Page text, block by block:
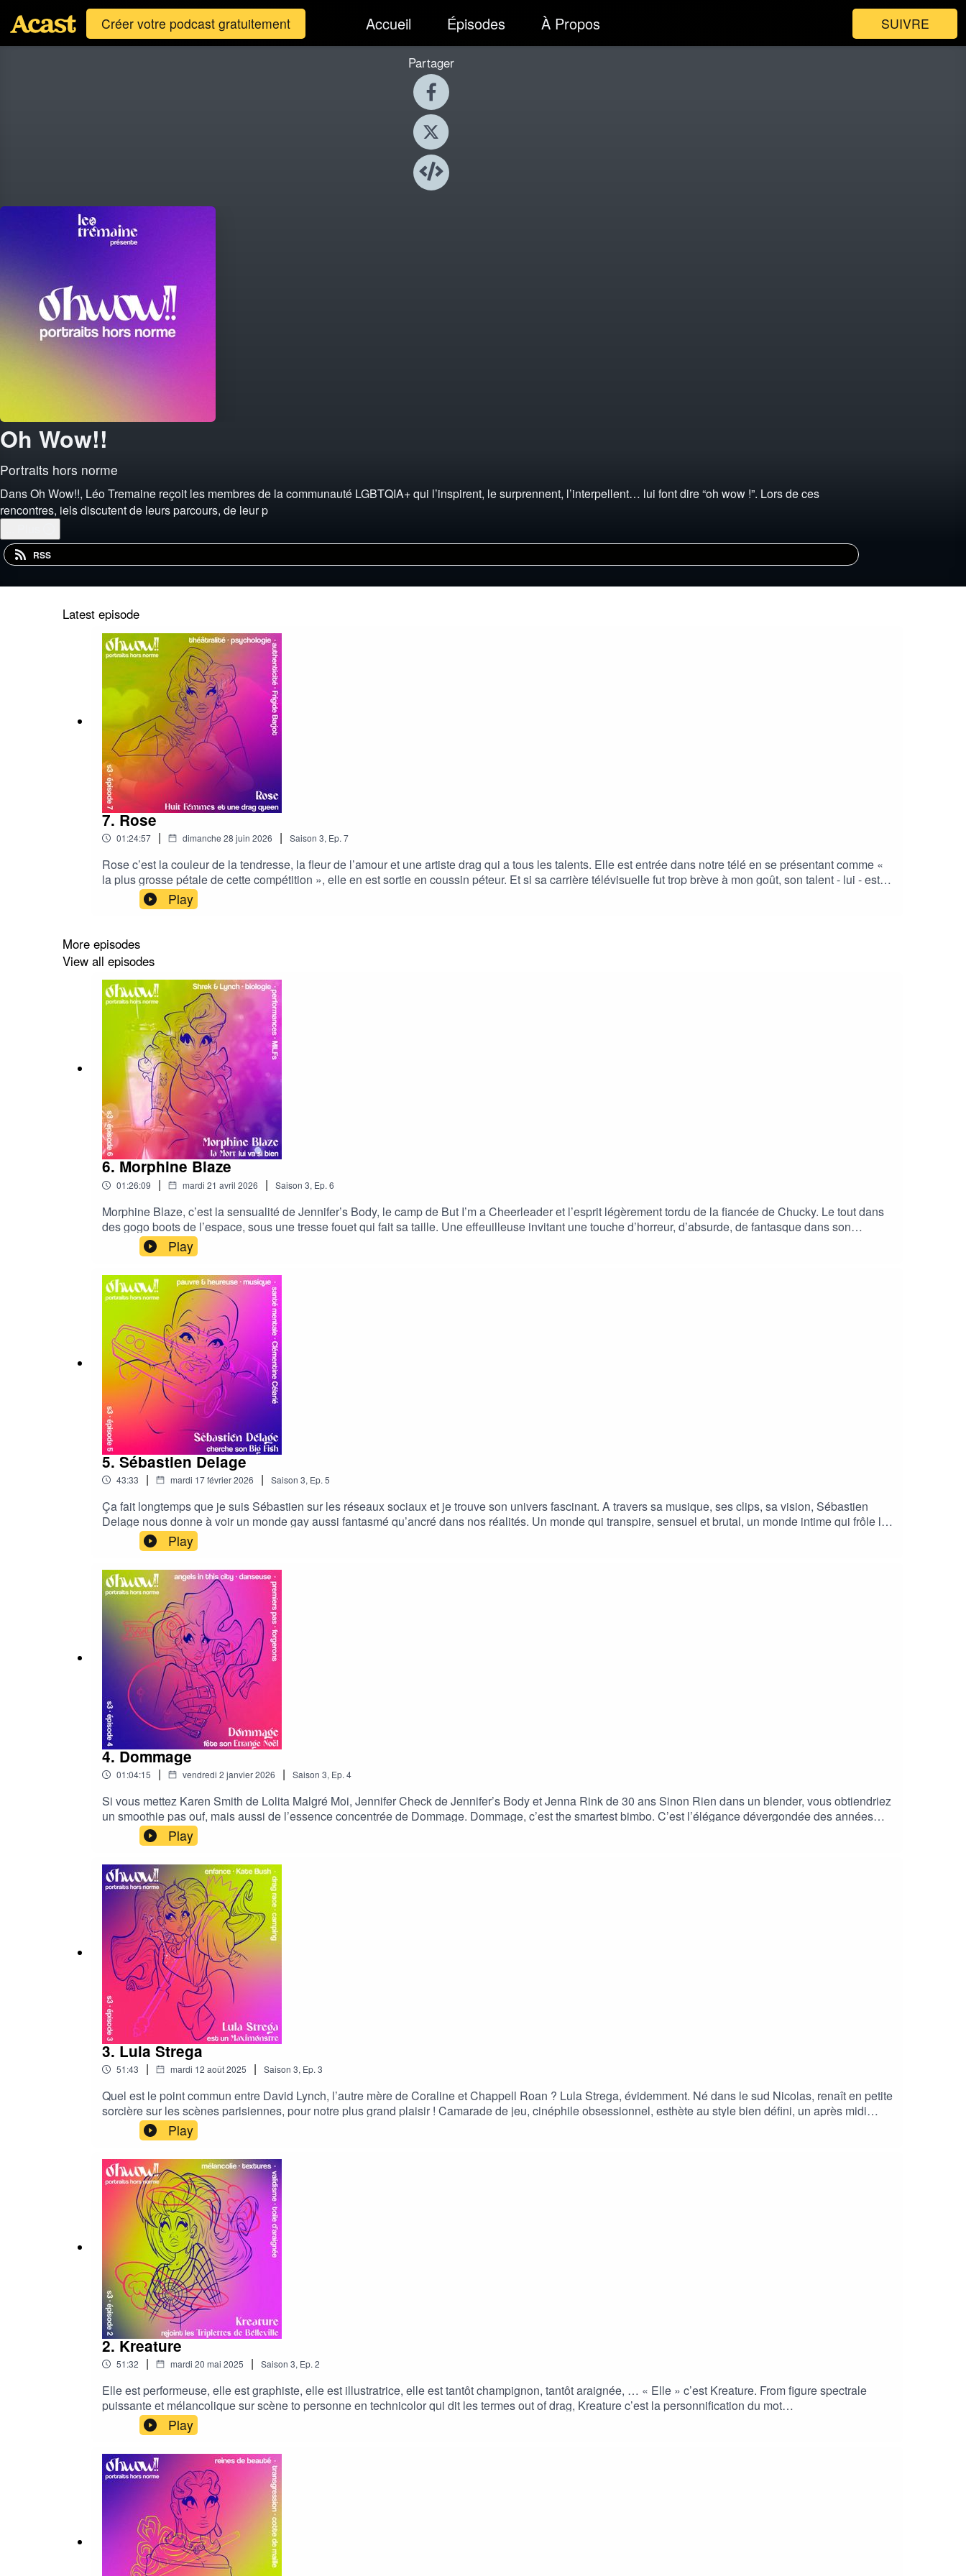
Créer votre podcast gratuitement Accueil Épisodes À Propos SUIVRE
Partager
Oh Wow!!
Portraits hors norme
Dans Oh Wow!!, Léo Tremaine reçoit les membres de la communauté LGBTQIA+ qui l’inspirent, le surprennent, l’interpellent… lui font dire “oh wow !”. Lors de ces
rencontres, iels discutent de leurs parcours, de leur p
RSS
Latest episode
7. Rose
01:24:57 | dimanche 28 juin 2026 | Saison 3, Ep. 7
Rose c’est la couleur de la tendresse, la fleur de l’amour et une artiste drag qui a tous les talents. Elle est entrée dans notre télé en se présentant comme «
la plus grosse pétale de cette compétition », elle en est sortie en coussin péteur. Et si sa carrière télévisuelle fut trop brève à mon goût, son talent - lui - est
infini ! Rose c’est l’humour d’un jeu de mot affuté, le glamour d’une speakerine très Mugler des années 80, de l’émotion à fleur de peau et une personnalité
douce et un peu.. un peu comme ça.. piquante ? joyeuse ? pétillante ? All of the above ! Ensemble on évoque son parcours, sa vie, son œuvre et ce qui fait
Play
More episodes
View all episodes
6. Morphine Blaze
01:26:09 | mardi 21 avril 2026 | Saison 3, Ep. 6
Morphine Blaze, c’est la sensualité de Jennifer’s Body, le camp de But I’m a Cheerleader et l’esprit légèrement tordu de la fiancée de Chucky. Le tout dans
des gogo boots de l’espace, sous une tresse fouet qui fait sa taille. Une effeuilleuse invitant une touche d’horreur, d’absurde, de fantasque dans son
art. Morphine, c’est aussi MOTHER ! Pas officiellement, jamais officiellement, mais c’est la figure phare des débuts sur la scène parisienne. Ateliers, scènes
ouvertes, Morphine donne sa chance à la nouvelle génération, la guide, l’aiguille, la soutien. On parle de tout ça et de bien plus encore dans l’épisode 6 de
cette troisième saison.
Play
5. Sébastien Delage
43:33 | mardi 17 février 2026 | Saison 3, Ep. 5
Ça fait longtemps que je suis Sébastien sur les réseaux sociaux et je trouve son univers fascinant. A travers sa musique, ses clips, sa vision, Sébastien
Delage nous donne à voir un monde gay aussi fantasmé qu’ancré dans nos réalités. Un monde qui transpire, sensuel et brutal, un monde intime qui frôle le
cœur et la peau. Son dernier album Turbosterone, nous invite à cruiser sur des aires d’autoroutes, à s’emballer à Montmartre et à regarder droit dans les
yeux nos émotions. Quel plaisir de s’assoir ensemble pour en parler. ·Réalisation : Tom MalkiGénérique : Fred HauryJingles : DommageGraphisme &
hosting : Leo Tremaine
Play
4. Dommage
01:04:15 | vendredi 2 janvier 2026 | Saison 3, Ep. 4
Si vous mettez Karen Smith de Lolita Malgré Moi, Jennifer Check de Jennifer’s Body et Jenna Rink de 30 ans Sinon Rien dans un blender, vous obtiendriez
un smoothie pas ouf, mais aussi de l’essence concentrée de Dommage. Dommage, c’est the smartest bimbo. C’est l’élégance dévergondée des années
90/00. Un pic, un cap, une péninsule but make it foxy. Tantôt petite meuf du sud, CEO executive, musicien·ne autodidact, ... Si vous cherchez « faux-
ami » dans le dictionnaire, vous trouverez une photo de Dommage, parce que, vraiment, ça n’est jamais l’émotion qui nous traverse quand on voit son nom
dans un lineup. Alors, on s’est retrouvé·e·s pour parler ciné, évidemment, mais pas que. 1h de discussion palpitante et drôle comme tout. Il fallait bien ça
pour finir 2025 avec le sourire ! ·Réalisation : Tom MalkiGénérique : Fred HauryJingles : DommageGraphisme & hosting : Leo Tremaine
Play
3. Lula Strega
51:43 | mardi 12 août 2025 | Saison 3, Ep. 3
Quel est le point commun entre David Lynch, l’autre mère de Coraline et Chappell Roan ? Lula Strega, évidemment. Né dans le sud Nicolas, renaît en petite
sorcière sur les scènes parisiennes, pour notre plus grand plaisir ! Camarade de jeu, cinéphile obsessionnel, esthète au style bien défini, un après midi
avec Lula est toujours sensible et désopilant. Depuis le temps qu’on se dit « il faut qu’on le fasse cet épisode » eh bien ça y est, on se pose 1h et on
papote.
Play
2. Kreature
51:32 | mardi 20 mai 2025 | Saison 3, Ep. 2
Elle est performeuse, elle est graphiste, elle est illustratrice, elle est tantôt champignon, tantôt araignée, … « Elle » c’est Kreature. From figure spectrale
puissante et mélancolique sur scène to personne en technicolor qui dit les termes out of drag, Kreature c’est la personnification du mot
protéiforme. Camarade fidèle de travail à la maison, de craquage de graphiste sur les clients, de découverte de films, plus je passe du temps avec elle, plus
je l’adore ! Alors il était grand temps que l’on se pose devant des micros pour papoter un peu. ---Oh Wow!! est un podcast indépendant, la meilleure façon
de le soutenir c’est d’en parler autour de toi et de le suivre sur les réseaux sociaux. Production, animation et montage : Léo Tremaine
Play